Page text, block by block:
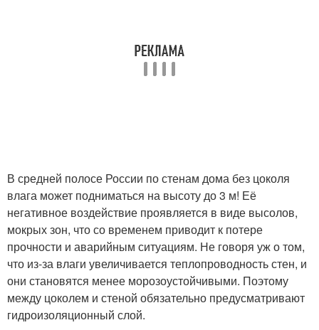
В средней полосе России по стенам дома без цоколя
влага может подниматься на высоту до 3 м! Её
негативное воздействие проявляется в виде высолов,
мокрых зон, что со временем приводит к потере
прочности и аварийным ситуациям. Не говоря уж о том,
что из-за влаги увеличивается теплопроводность стен, и
они становятся менее морозоустойчивыми. Поэтому
между цоколем и стеной обязательно предусматривают
гидроизоляционный слой.